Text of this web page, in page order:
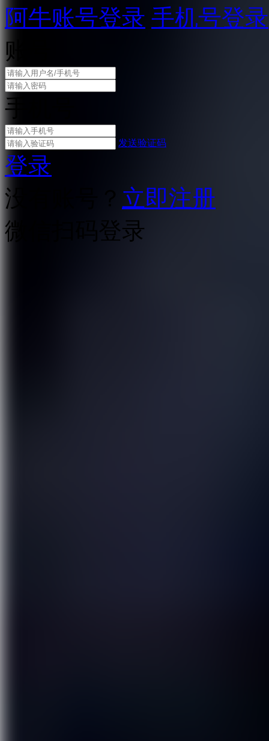
阿牛账号登录 手机号登录
账号
手机号
发送验证码
登录
没有账号？ 立即注册
微信扫码登录